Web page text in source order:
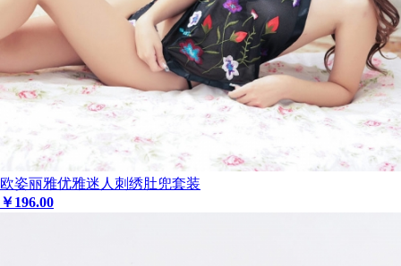
欧姿丽雅优雅迷人刺绣肚兜套装
￥196.00